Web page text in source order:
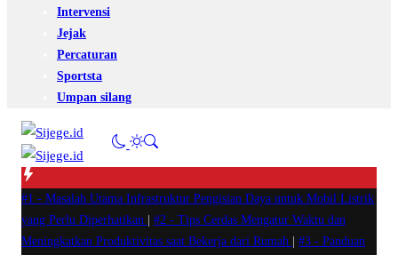
Intervensi
Jejak
Percaturan
Sportsta
Umpan silang
#1 - Masalah Utama Infrastruktur Pengisian Daya untuk Mobil Listrik
yang Perlu Diperhatikan
#2 - Tips Cerdas Mengatur Waktu dan
Meningkatkan Produktivitas saat Bekerja dari Rumah
#3 - Panduan